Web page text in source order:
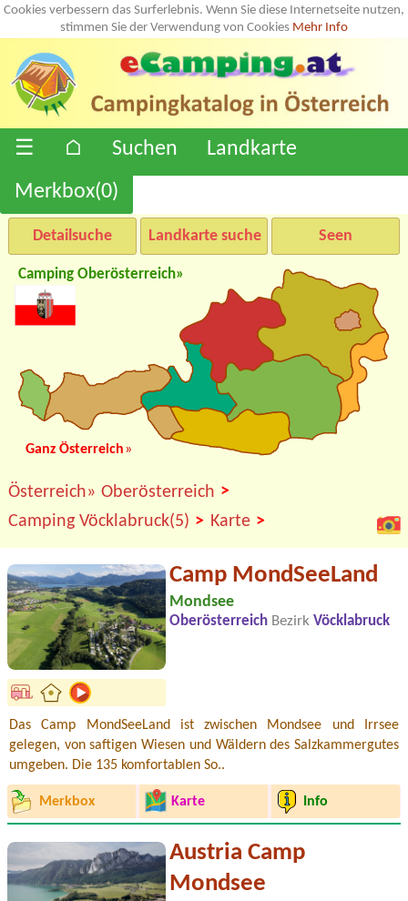
Cookies verbessern das Surferlebnis. Wenn Sie diese Internetseite nutzen,
stimmen Sie der Verwendung von Cookies Mehr Info
☰ ⌂ Suchen
Landkarte
Merkbox(0)
Detailsuche Landkarte suche Seen
Camping Oberösterreich»
Ganz Österreich»
Österreich» Oberösterreich >
Camping Vöcklabruck(5) > Karte >
Camp MondSeeLand
Mondsee
Oberösterreich Bezirk Vöcklabruck
Das Camp MondSeeLand ist zwischen Mondsee und Irrsee
gelegen, von saftigen Wiesen und Wäldern des Salzkammergutes
umgeben. Die 135 komfortablen So..
Merkbox Karte Info
Austria Camp
Mondsee